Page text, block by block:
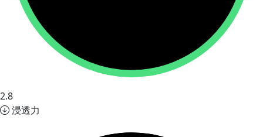
2.8
浸透力